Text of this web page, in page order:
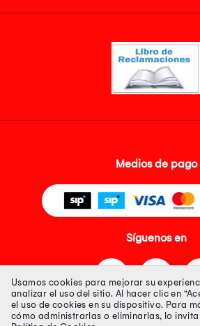
Medios de pago
Síguenos en
Usamos cookies para mejorar su
analizar el uso del sitio. Al hacer clic en
el uso de cookies en su dispositivo. Para
cómo administrarlas o eliminarlas, lo